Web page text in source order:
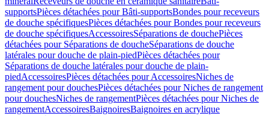
supportsPièces détachées pour Bâti-supportsBondes pour receveurs
de douche spécifiquesPièces détachées pour Bondes pour receveurs
de douche spécifiquesAccessoiresSéparations de douchePièces
détachées pour Séparations de doucheSéparations de douche
latérales pour douche de plain-piedPièces détachées pour
Séparations de douche latérales pour douche de plain-
piedAccessoiresPièces détachées pour AccessoiresNiches de
rangement pour douchesPièces détachées pour Niches de rangement
pour douchesNiches de rangementPièces détachées pour Niches de
rangementAccessoiresBaignoiresBaignoires en acrylique